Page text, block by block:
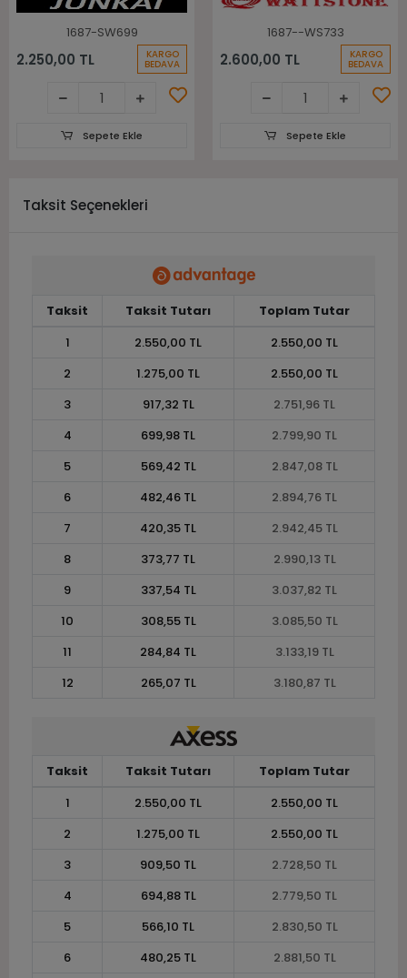
1687-SW699
2.250,00 TL KARGO
BEDAVA
Sepete Ekle
1687--WS733
2.600,00 TL KARGO
BEDAVA
Sepete Ekle
Taksit Seçenekleri
Taksit Taksit Tutarı
Toplam Tutar
1
2.550,00 TL
2.550,00 TL
2
1.275,00 TL
2.550,00 TL
3
917,32 TL
2.751,96 TL
4
699,98 TL
2.799,90 TL
5
569,42 TL
2.847,08 TL
6
482,46 TL
2.894,76 TL
7
420,35 TL
2.942,45 TL
8
373,77 TL
2.990,13 TL
9
337,54 TL
3.037,82 TL
10
308,55 TL
3.085,50 TL
11
284,84 TL
3.133,19 TL
12
265,07 TL 3.180,87 TL
Taksit Taksit Tutarı
Toplam Tutar
1
2.550,00 TL
2.550,00 TL
2
1.275,00 TL
2.550,00 TL
3
909,50 TL
2.728,50 TL
4
694,88 TL
2.779,50 TL
5
566,10 TL
2.830,50 TL
6
480,25 TL
2.881,50 TL